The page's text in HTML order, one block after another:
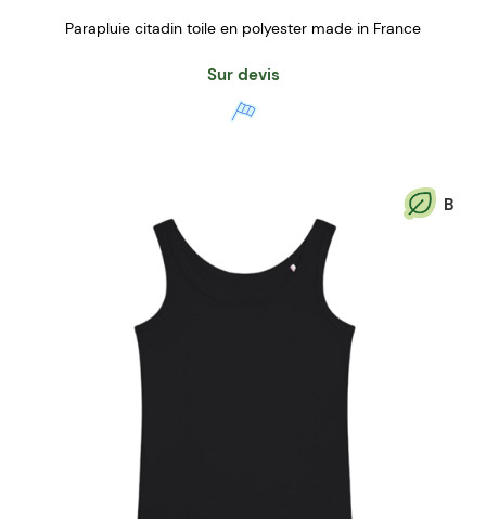
Parapluie citadin toile en polyester made in France
Sur devis
B